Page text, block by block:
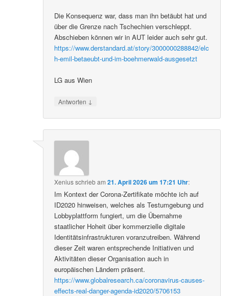
Die Konsequenz war, dass man ihn betäubt hat und
über die Grenze nach Tschechien verschleppt.
Abschieben können wir in AUT leider auch sehr gut.
https://www.derstandard.at/story/3000000288842/elc
h-emil-betaeubt-und-im-boehmerwald-ausgesetzt
LG aus Wien
Antworten ↓
Xeniusschriebam21. April 2026 um 17:21 Uhr:
Im Kontext der Corona-Zertifikate möchte ich auf
ID2020 hinweisen, welches als Testumgebung und
Lobbyplattform fungiert, um die Übernahme
staatlicher Hoheit über kommerzielle digitale
Identitätsinfrastrukturen voranzutreiben. Während
dieser Zeit waren entsprechende Initiativen und
Aktivitäten dieser Organisation auch in
europäischen Ländern präsent.
https://www.globalresearch.ca/coronavirus-causes-
effects-real-danger-agenda-id2020/5706153